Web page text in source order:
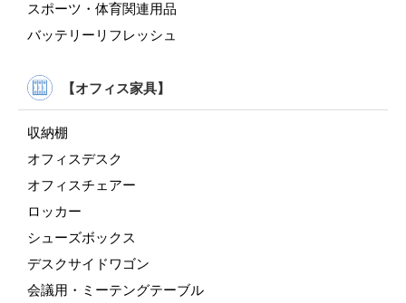
スポーツ・体育関連用品
バッテリーリフレッシュ
【オフィス家具】
収納棚
オフィスデスク
オフィスチェアー
ロッカー
シューズボックス
デスクサイドワゴン
会議用・ミーテングテーブル